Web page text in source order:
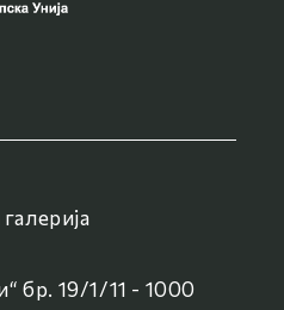
бр. 19/1/11 - 1000